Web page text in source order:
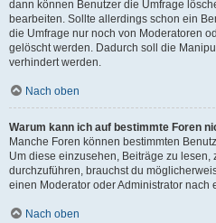
dann können Benutzer die Umfrage
bearbeiten. Sollte allerdings schon ein
die Umfrage nur noch von Moderatoren
gelöscht werden. Dadurch soll die
verhindert werden.
Nach oben
Warum kann ich auf bestimmte Foren
Manche Foren können bestimmten
Um diese einzusehen, Beiträge zu
durchzuführen, brauchst du
einen Moderator oder Administrator
Nach oben